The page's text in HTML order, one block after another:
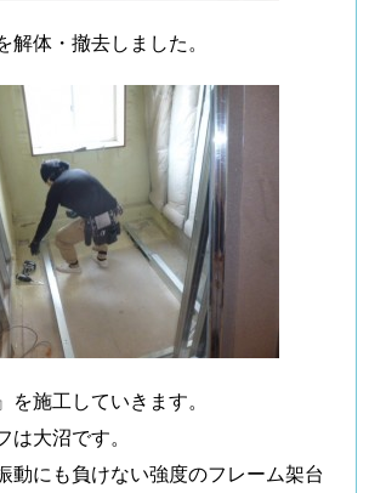
解体・撤去しました。
を施工していきます。
大沼です。
動にも負けない強度のフレーム架台